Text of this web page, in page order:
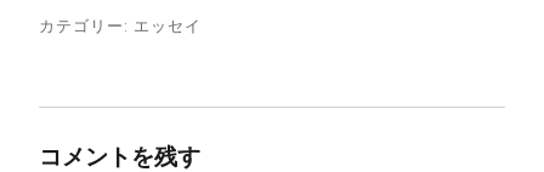
カテゴリー: エッセイ
コメントを残す